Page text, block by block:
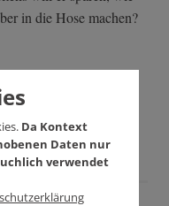
in die Hose machen?
des
Da Kontext
Daten nur
verwendet